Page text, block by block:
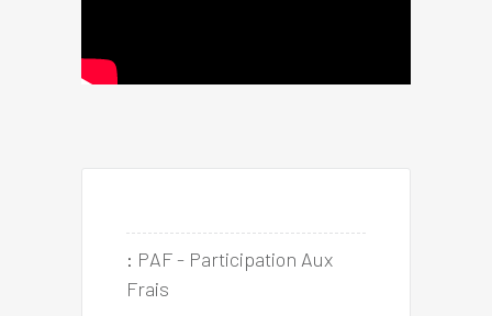
: PAF - Participation Aux
Frais